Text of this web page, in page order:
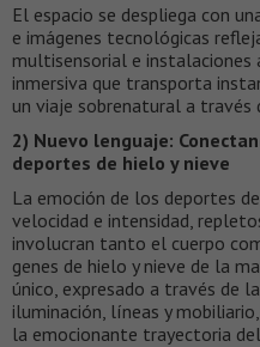
El espacio se despliega con
e imágenes tecnológicas
multisensorial e
inmersiva que transporta
un viaje sobrenatural a través
2) Nuevo lenguaje:
deportes de hielo y nieve
La emoción de los deportes
velocidad e intensidad,
involucran tanto el cuerpo
genes de hielo y nieve de la
único, expresado a través de
iluminación, líneas y
la emocionante trayectoria